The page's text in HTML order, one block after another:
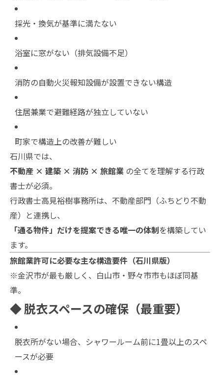
採光・換気が基準に満たない
浴室に窓がない（排気設備不足）
消防の自動火災報知設備が設置できない構造
住居兼業で避難経路が独立していない
町家で構造上の改善が難しい
石川県では、
不動産 × 建築 × 消防 × 旅館業 の全てを理解する行政
書士が必須。
行政書士高見裕樹事務所は、不動産部門（ふちどり不動
産）と連携し、
「通る物件」だけを提案できる唯一の体制を構築してい
ます。
旅館業許可に必要な主な構造要件（石川県版）
※金沢市が最も厳しく、白山市・野々市市もほぼ同基
準。
◆ 脱衣スペースの確保（最重要）
脱衣所がない場合、シャワールーム前に1畳以上のスペ
ースが必要